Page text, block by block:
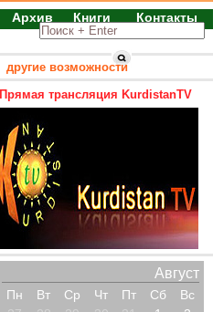
Архив Книги Контакты
другие возможности
Прямая трансляция KurdistanTV
Август
Пн Вт Ср Чт Пт Сб
Вс